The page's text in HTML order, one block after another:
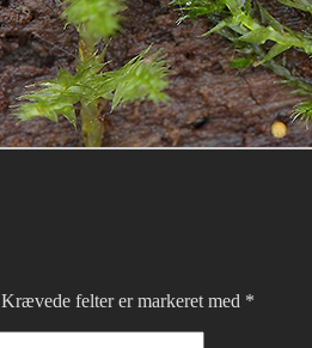
Krævede felter er markeret med *